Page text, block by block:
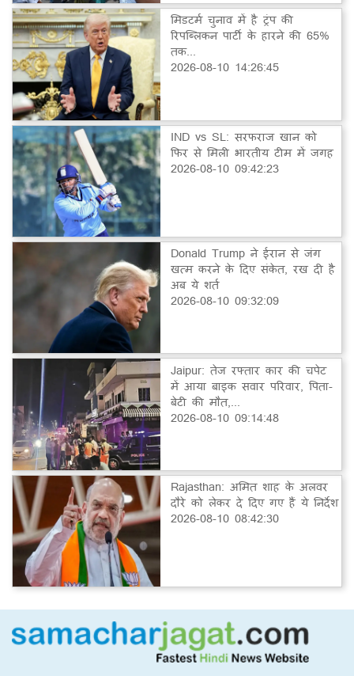
मिडटर्म चुनाव में है ट्रंप की
रिपब्लिकन पार्टी के हारने की 65%
तक...
2026-08-10 14:26:45
IND vs SL: सरफराज खान को
फिर से मिली भारतीय टीम में जगह
2026-08-10 09:42:23
Donald Trump ने ईरान से जंग
खत्म करने के दिए संकेत, रख दी है
अब ये शर्त
2026-08-10 09:32:09
Jaipur: तेज रफ्तार कार की चपेट
में आया बाइक सवार परिवार, पिता-
बेटी की मौत,...
2026-08-10 09:14:48
Rajasthan: अमित शाह के अलवर
दौरे को लेकर दे दिए गए हैं ये निर्देश
2026-08-10 08:42:30